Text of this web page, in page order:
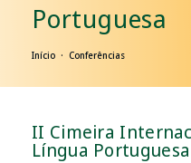
Portuguesa
Início · Conferências
II Cimeira
Língua Portuguesa